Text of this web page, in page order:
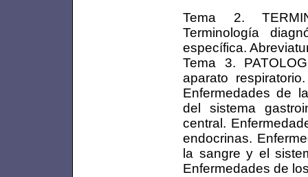
Tema 2.
Terminología
específica.
Tema 3.
aparato
Enfermedades de
del sistema
central.
endocrinas.
la sangre y el
Enfermedades de